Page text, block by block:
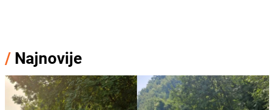
/ Najnovije